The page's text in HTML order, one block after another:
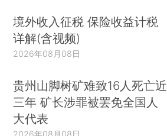
境外收入征税 保险收益计税
详解(含视频)
2026年08月08日
贵州山脚树矿难致16人死亡近
三年 矿长涉罪被罢免全国人
大代表
2026年08月08日